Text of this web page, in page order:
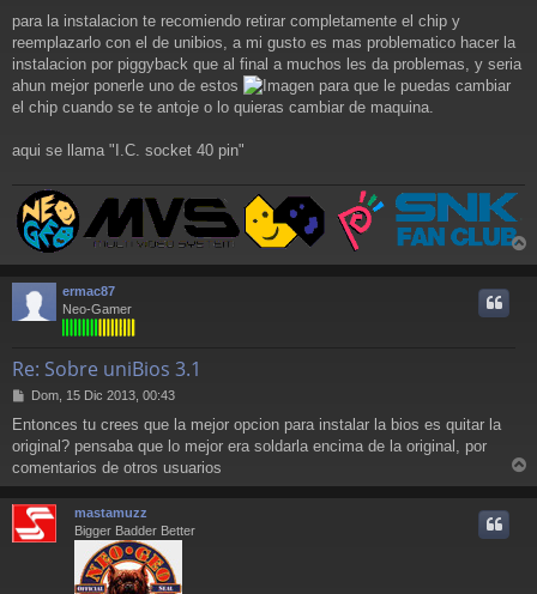
n
s
a
j
para la instalacion te recomiendo retirar completamente el chip y
reemplazarlo con el de unibios, a mi gusto es mas problematico hacer la
instalacion por piggyback que al final a muchos les da problemas, y seria
ahun mejor ponerle uno de estos
para que le puedas cambiar
el chip cuando se te antoje o lo quieras cambiar de maquina.
aqui se llama "I.C. socket 40 pin"
r
ermac87
Neo-Gamer
Re: Sobre uniBios 3.1
M
n
s
a
j
e
Dom, 15 Dic 2013, 00:43
Entonces tu crees que la mejor opcion para instalar la bios es quitar la
original? pensaba que lo mejor era soldarla encima de la original, por
comentarios de otros usuarios
r
mastamuzz
Bigger Badder Better